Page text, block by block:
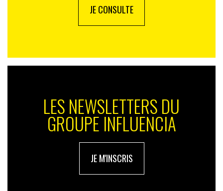
JE CONSULTE
LES NEWSLETTERS DU
GROUPE INFLUENCIA
JE M'INSCRIS